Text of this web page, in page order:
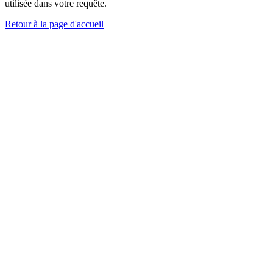
utilisée dans votre requête.
Retour à la page d'accueil